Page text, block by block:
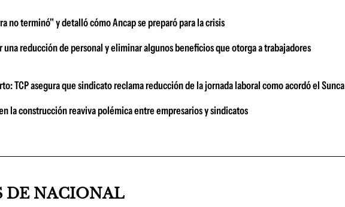
no terminó" y detalló cómo Ancap se preparó para la crisis
una reducción de personal y eliminar algunos beneficios que otorga a trabajadores
TCP asegura que sindicato reclama reducción de la jornada laboral como acordó el Sunca
la construcción reaviva polémica entre empresarios y sindicatos
DE NACIONAL